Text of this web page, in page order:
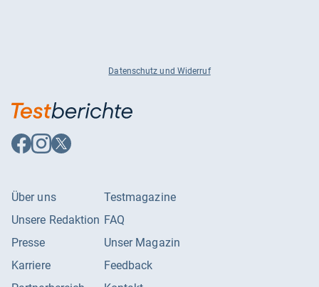
Datenschutz und Widerruf
Auf
Facebook
Auf
Instagram
Auf
X
Über uns
Unsere Redaktion
Presse
Karriere
Testmagazine
FAQ
Unser Magazin
Feedback